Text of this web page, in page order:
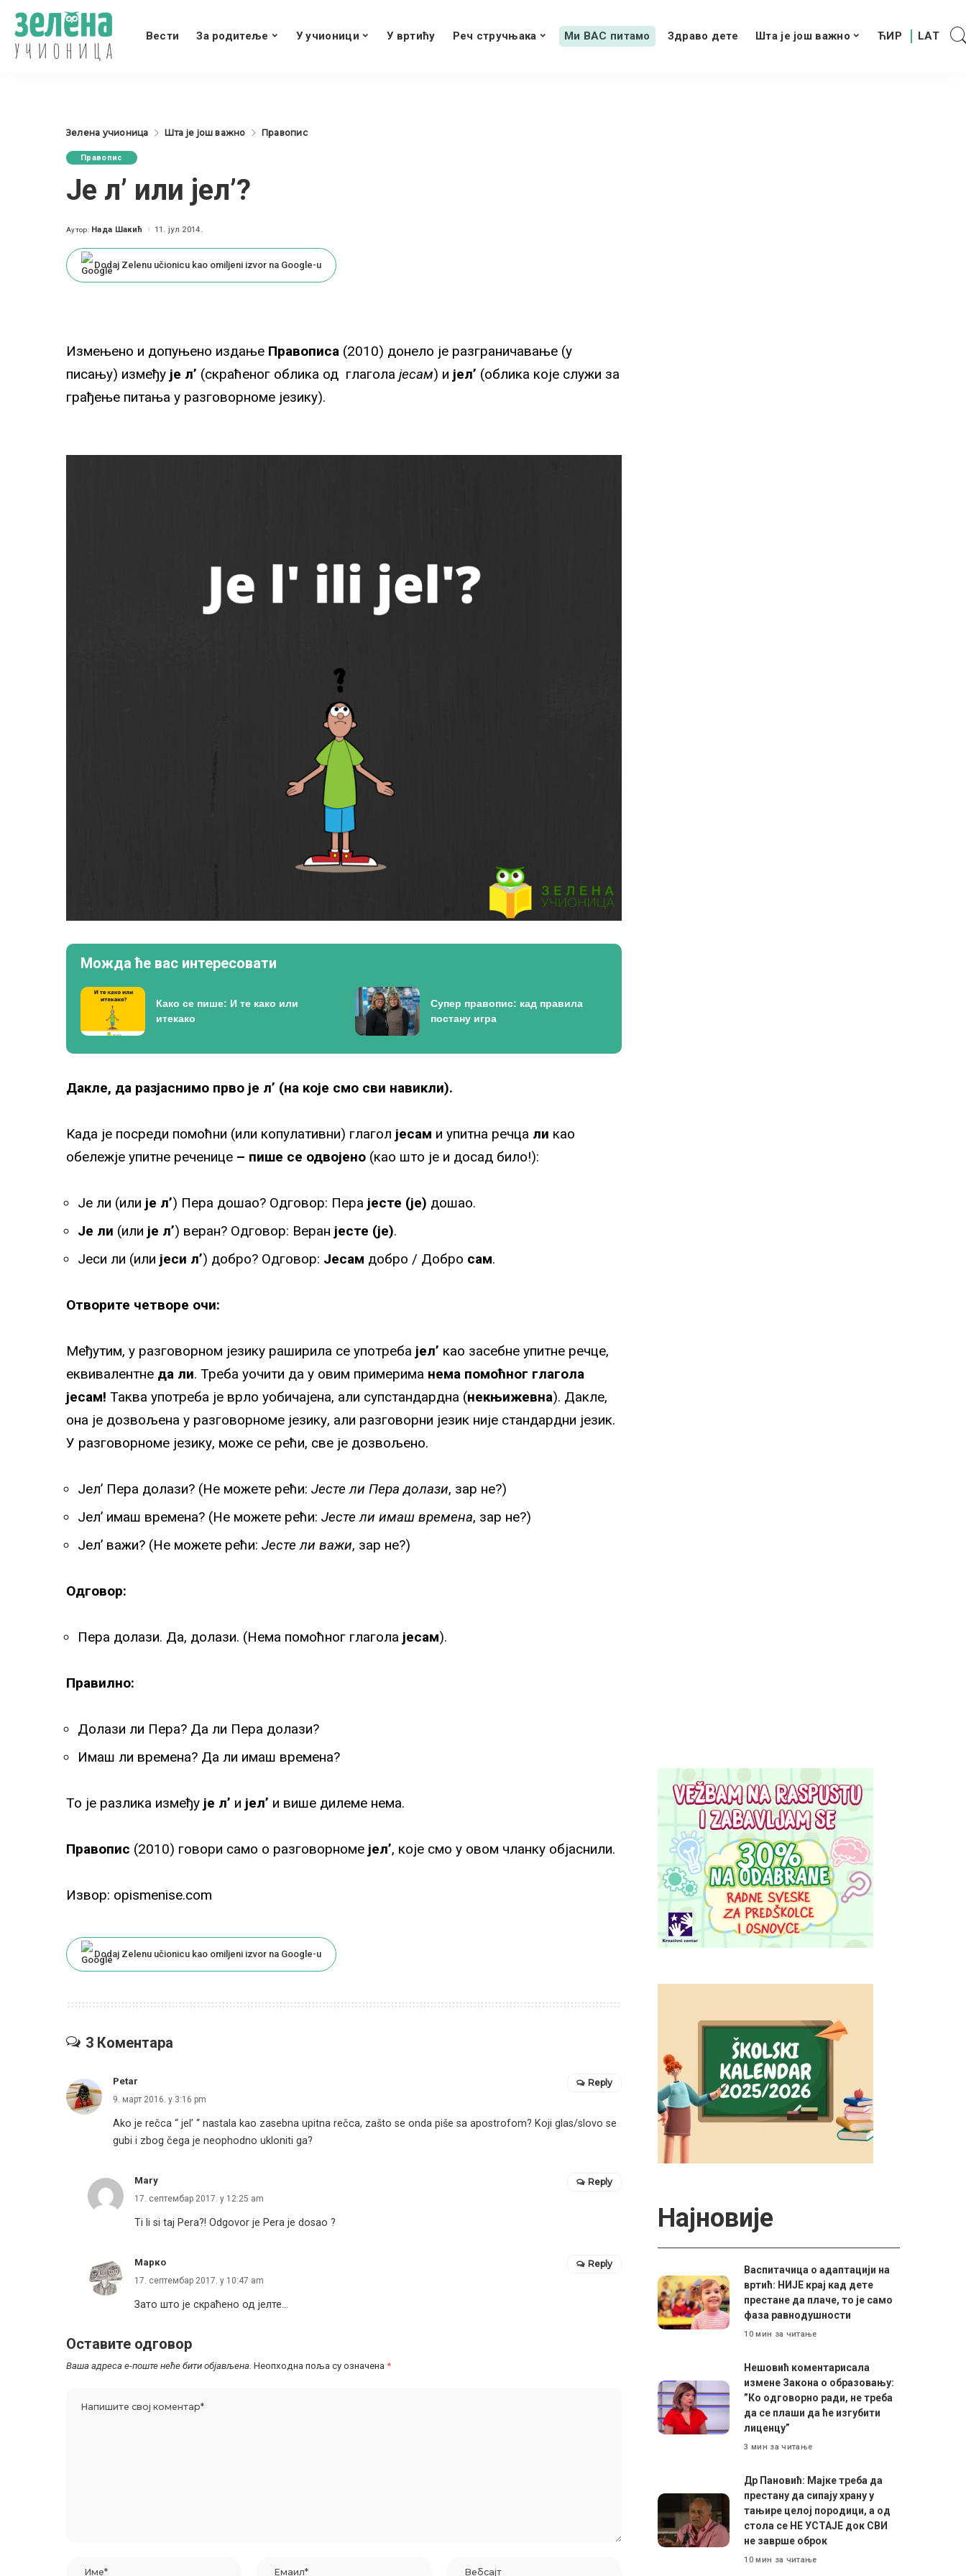
Вести За родитеље У учионици У вртићу Реч стручњака Ми ВАС питамо Здраво дете Шта је још важно
Зелена учионица Шта је још важно Правопис
Правопис
Је л’ или јел’?
Posted
Аутор: Нада Шакић 11. јул 2014.
Dodaj Zelenu učionicu kao omiljeni izvor na Google-u
Измењено и допуњено издање Правописа (2010) донело је разграничавање (у
писању) између је л’ (скраћеног облика од глагола јесам) и јел’ (облика које служи за
грађење питања у разговорноме језику).
Можда ће вас интересовати
Како се пише: И те како или
итекако
Супер правопис: кад правила
постану игра
Дакле, да разјаснимо прво је л’ (на које смо сви навикли).
Када је посреди помоћни (или копулативни) глагол јесам и упитна речца ли као
обележје упитне реченице – пише се одвојено (као што је и досад било!):
Је ли (или је л’) Пера дошао? Одговор: Пера јесте (је) дошао.
Је ли (или је л’) веран? Одговор: Веран јесте (је).
Јеси ли (или јеси л’) добро? Одговор: Јесам добро / Добро сам.
Отворите четворе очи:
Међутим, у разговорном језику раширила се употреба јел’ као засебне упитне речце,
еквивалентне да ли. Треба уочити да у овим примерима нема помоћног глагола
јесам! Таква употреба је врло уобичајена, али супстандардна (некњижевна). Дакле,
она је дозвољена у разговорноме језику, али разговорни језик није стандардни језик.
У разговорноме језику, може се рећи, све је дозвољено.
Јел’ Пера долази? (Не можете рећи: Јесте ли Пера долази, зар не?)
Јел’ имаш времена? (Не можете рећи: Јесте ли имаш времена, зар не?)
Јел’ важи? (Не можете рећи: Јесте ли важи, зар не?)
Одговор:
Пера долази. Да, долази. (Нема помоћног глагола јесам).
Правилно:
Долази ли Пера? Да ли Пера долази?
Имаш ли времена? Да ли имаш времена?
То је разлика између је л’ и јел’ и више дилеме нема.
Правопис (2010) говори само о разговорноме јел’, које смо у овом чланку објаснили.
Извор: opismenise.com
Dodaj Zelenu učionicu kao omiljeni izvor na Google-u
3 Коментара
Petar
9. март 2016. у 3:16 pm
Ako je rečca “ jel’ “ nastala kao zasebna upitna rečca, zašto se onda piše sa apostrofom? Koji glas/slovo se
gubi i zbog čega je neophodno ukloniti ga?
Reply
Mary
17. септембар 2017. у 12:25 am
Ti li si taj Pera?! Odgovor je Pera je dosao ?
Reply
Марко
17. септембар 2017. у 10:47 am
Зато што је скраћено од јелте…
Reply
Оставите одговор
Ваша адреса е-поште неће бити објављена. Неопходна поља су означена *
Најновије
Васпитачица о адаптацији на
вртић: НИЈЕ крај кад дете
престане да плаче, то је само
фаза равнодушности
10 мин за читање
Нешовић коментарисала
измене Закона о образовању:
”Ко одговорно ради, не треба
да се плаши да ће изгубити
лиценцу”
3 мин за читање
Др Пановић: Мајке треба да
престану да сипају храну у
тањире целој породици, а од
стола се НЕ УСТАЈЕ док СВИ
не заврше оброк
10 мин за читање